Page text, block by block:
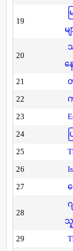
19
မ
20
န
21
22
23
24
25
26
27
28
သူ
29